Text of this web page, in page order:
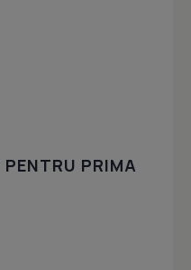
PRIMA